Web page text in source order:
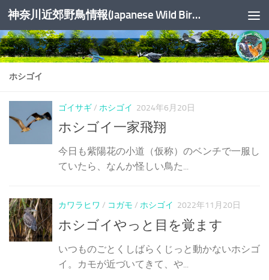
コンテンツへスキップ 神奈川近郊野鳥情報(Japanese Wild Birds Info.)
ホシゴイ
ゴイサギ/ ホシゴイ 2024年6月20日
ホシゴイ一家飛翔
今日も紫陽花の小道（仮称）のベンチで一服し
ていたら、なんか怪しい鳥た...
カワラヒワ / コガモ / ホシゴイ 2022年11月20日
ホシゴイやっと目を覚ます
いつものごとくしばらくじっと動かないホシゴ
イ。カモが近づいてきて、や...